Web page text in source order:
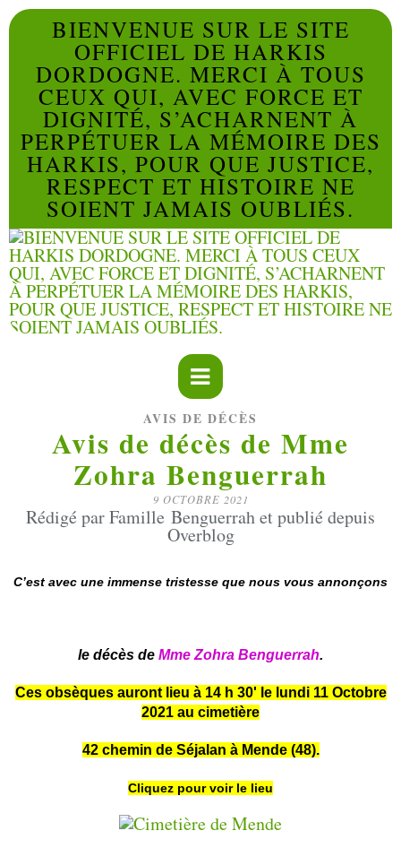
BIENVENUE SUR LE SITE
OFFICIEL DE HARKIS
DORDOGNE. MERCI À TOUS
CEUX QUI, AVEC FORCE ET
DIGNITÉ, S’ACHARNENT À
PERPÉTUER LA MÉMOIRE DES
HARKIS, POUR QUE JUSTICE,
RESPECT ET HISTOIRE NE
SOIENT JAMAIS OUBLIÉS.
AVIS DE DÉCÈS
Avis de décès de Mme
Zohra Benguerrah
9 OCTOBRE 2021
Rédigé par Famille Benguerrah et publié depuis
Overblog
C’est avec une immense tristesse que nous vous annonçons
le décès de Mme Zohra Benguerrah.
Ces obsèques auront lieu à 14 h 30' le lundi 11 Octobre
2021 au cimetière
42 chemin de Séjalan à Mende (48).
Cliquez pour voir le lieu